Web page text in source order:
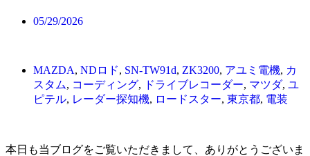
05/29/2026
MAZDA, NDロド, SN-TW91d, ZK3200, アユミ電機, カ
スタム, コーディング, ドライブレコーダー, マツダ, ユ
ピテル, レーダー探知機, ロードスター, 東京都, 電装
本日も当ブログをご覧いただきまして、ありがとうございま